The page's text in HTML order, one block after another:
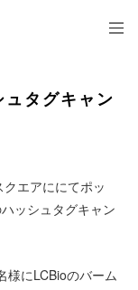
タグキャン
エアににてポッ
ッシュタグキャン
様にLCBioのバーム